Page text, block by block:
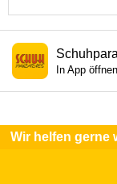
In App öffnen
Wir helfen gerne